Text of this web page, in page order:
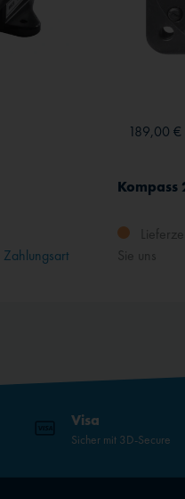
189,00
Kompass
Sie uns
Visa
Sicher mit 3D-Secure